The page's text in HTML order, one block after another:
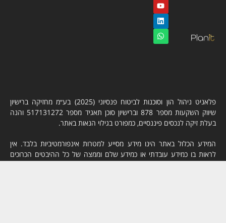
פלאניט ניהול הון וסוכנות לביטוח פנסיוני (2025) בע״מ מחזיקה ברישיון
שיווק השקעות מספר 878 וברישיון סוכן תאגיד מספר 517131272 והנה
בעלת זיקה לנכסים פיננסיים, כמפורט בגילוי הנאות באתר.
המידע הכלול באתר הינו מידע מסייע למטרות אינפורמטיביות בלבד. אין
לראות בו כמידע עובדתי או כמידע שלם וממצה של כל ההיבטים הכרוכים